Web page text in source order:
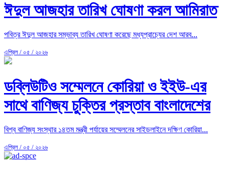
ঈদুল আজহার তারিখ ঘোষণা করল আমিরাত
পবিত্র ঈদুল আজহার সম্ভাব্য তারিখ ঘোষণা করেছে মধ্যপ্রাচ্যের দেশ আরব...
এপ্রিল / ০৫ / ২০২৬
ডব্লিউটিও সম্মেলনে কোরিয়া ও ইইউ-এর
সাথে বাণিজ্য চুক্তির প্রস্তাব বাংলাদেশের
বিশ্ব বাণিজ্য সংস্থার ১৪তম মন্ত্রী পর্যায়ের সম্মেলনের সাইডলাইনে দক্ষিণ কোরিয়া...
এপ্রিল / ০৫ / ২০২৬